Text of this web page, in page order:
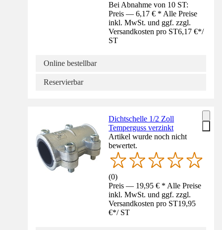
Bei Abnahme von 10 ST:
Preis — 6,17 € * Alle Preise
inkl. MwSt. und ggf. zzgl.
Versandkosten pro ST6,17 €*/
ST
Online bestellbar
Reservierbar
Dichtschelle 1/2 Zoll
Temperguss verzinkt
Artikel wurde noch nicht
bewertet.
(0)
Preis — 19,95 € * Alle Preise
inkl. MwSt. und ggf. zzgl.
Versandkosten pro ST19,95
€*/ ST